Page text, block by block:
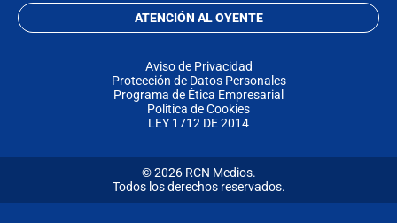
ATENCIÓN AL OYENTE
Aviso de Privacidad
Protección de Datos Personales
Programa de Ética Empresarial
Política de Cookies
LEY 1712 DE 2014
© 2026 RCN Medios.
Todos los derechos reservados.